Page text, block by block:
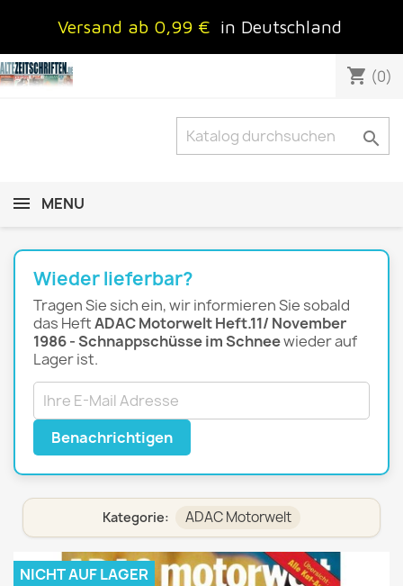
Versand ab 0,99 € in Deutschland
shopping_cart (0)

MENU
Wieder lieferbar?
Tragen Sie sich ein, wir informieren Sie sobald
das HeftADAC Motorwelt Heft.11/ November
1986 - Schnappschüsse im Schneewieder auf
Lager ist.
Benachrichtigen
Kategorie: ADAC Motorwelt
NICHT AUF LAGER